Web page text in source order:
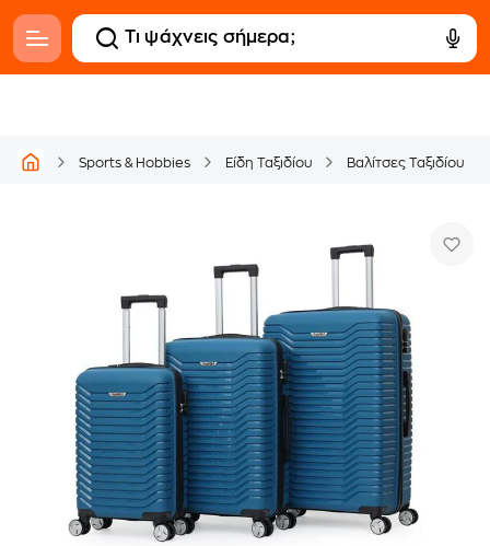
Sports & Hobbies Είδη Ταξιδίου Βαλίτσες Ταξιδίου